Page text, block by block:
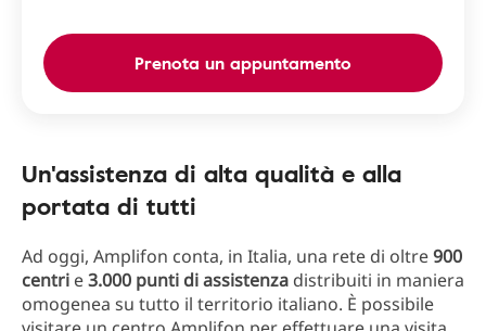
Prenota un appuntamento
Un'assistenza di alta qualità e alla
portata di tutti
Ad oggi, Amplifon conta, in Italia, una rete di oltre900
centri e3.000 punti di assistenza distribuiti in maniera
omogenea su tutto il territorio italiano. È possibile